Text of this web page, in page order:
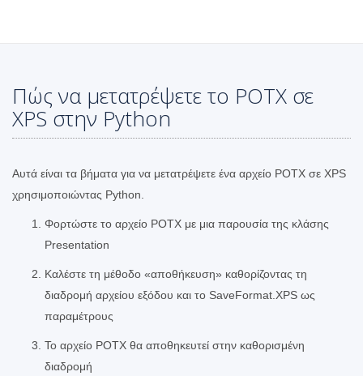
Πώς να μετατρέψετε το POTX σε
XPS στην Python
Αυτά είναι τα βήματα για να μετατρέψετε ένα αρχείο POTX σε XPS
χρησιμοποιώντας Python.
Φορτώστε το αρχείο POTX με μια παρουσία της κλάσης
Presentation
Καλέστε τη μέθοδο «αποθήκευση» καθορίζοντας τη
διαδρομή αρχείου εξόδου και το SaveFormat.XPS ως
παραμέτρους
Το αρχείο POTX θα αποθηκευτεί στην καθορισμένη
διαδρομή